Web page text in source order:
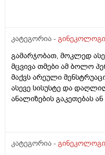
კატეგორია -
გამარჯობათ, მოკლედ
მცვივა თმები ამ ბოლო
მაქვს არეული
ასევე სისუსტე და
ანალიზების გაკეთებას
კატეგორია -